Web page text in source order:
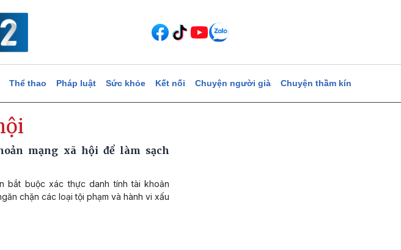
Thể thao Pháp luật Sức khỏe Kết nối Chuyện người già Chuyện thầm kín
mạng xã hội để làm sạch
bắt buộc xác thực danh tính tài khoản
chặn các loại tội phạm và hành vi xấu